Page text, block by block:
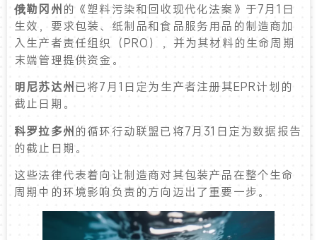
俄勒冈州的《塑料污染和回收现代化法案》于7月1日
生效，要求包装、纸制品和食品服务用品的制造商加
入生产者责任组织（PRO），并为其材料的生命周期
末端管理提供资金。
明尼苏达州已将7月1日定为生产者注册其EPR计划的
截止日期。
科罗拉多州的循环行动联盟已将7月31日定为数据报告
的截止日期。
这些法律代表着向让制造商对其包装产品在整个生命
周期中的环境影响负责的方向迈出了重要一步。